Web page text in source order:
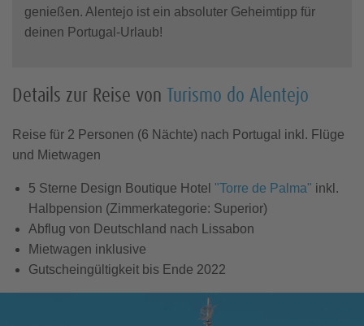
genießen. Alentejo ist ein absoluter Geheimtipp für
deinen Portugal-Urlaub!
Details zur Reise von Turismo do Alentejo
Reise für 2 Personen (6 Nächte) nach Portugal inkl. Flüge
und Mietwagen
5 Sterne Design Boutique Hotel "Torre de Palma" inkl.
Halbpension (Zimmerkategorie: Superior)
Abflug von Deutschland nach Lissabon
Mietwagen inklusive
Gutscheingültigkeit bis Ende 2022